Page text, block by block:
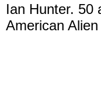
Ian Hunter. 50
American Alien